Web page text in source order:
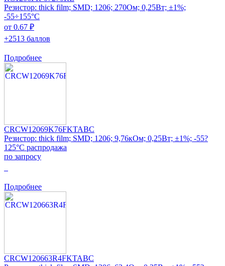
Резистор: thick film; SMD; 1206; 270Ом; 0,25Вт; ±1%;
-55÷155°C
от 0.67 ₽
+2513 баллов
Подробнее
CRCW12069K76FKTABC
Резистор: thick film; SMD; 1206; 9,76кОм; 0,25Вт; ±1%; -55?
125°C распродажа
по запросу
Подробнее
CRCW120663R4FKTABC